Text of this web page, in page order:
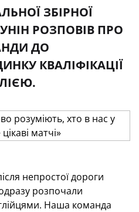
ЗБІРНОЇ
РОЗПОВІВ ПРО
ДО
КВАЛІФІКАЦІЇ
непростої дороги
розпочали
Наша команда